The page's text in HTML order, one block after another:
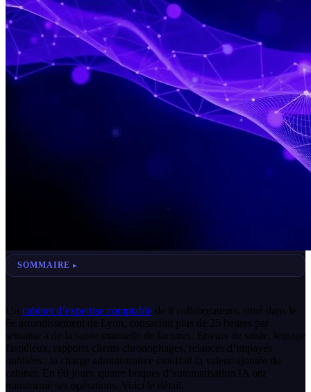
SOMMAIRE
Un cabinet d’expertise comptable de 8 collaborateurs, situé dans le
6e arrondissement de Lyon, consacrait plus de 25 heures par
semaine à de la saisie manuelle de factures. Erreurs de saisie, lettrage
fastidieux, rapports clients chronophages, relances d’impayés
oubliées : la charge administrative étouffait la valeur-ajoutée du
cabinet. En 60 jours, quatre briques d’automatisation IA ont
transformé ses opérations. Voici le détail.